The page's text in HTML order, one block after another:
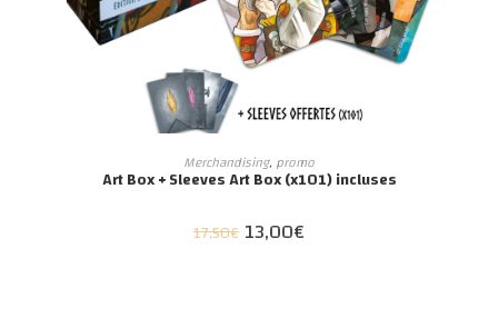
AJOUTER AU PANIER
Merchandising, promo
Art Box + Sleeves Art Box (x101) incluses
17,50€ Le
prix
13,00€